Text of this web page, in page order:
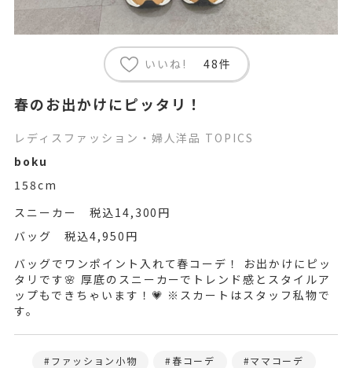
いいね! 48件
春のお出かけにピッタリ！
レディスファッション・婦人洋品 TOPICS
boku
158cm
スニーカー 税込14,300円
バッグ 税込4,950円
バッグでワンポイント入れて春コーデ！ お出かけにピッ
タリです🌸 厚底のスニーカーでトレンド感とスタイルア
ップもできちゃいます！💗 ※スカートはスタッフ私物で
す。
ファッション小物 春コーデ ママコーデ